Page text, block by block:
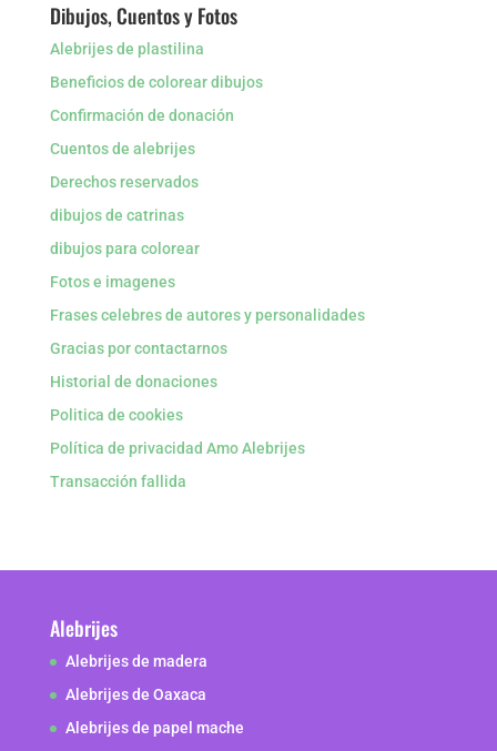
Dibujos, Cuentos y Fotos
Alebrijes de plastilina
Beneficios de colorear dibujos
Confirmación de donación
Cuentos de alebrijes
Derechos reservados
dibujos de catrinas
dibujos para colorear
Fotos e imagenes
Frases celebres de autores y personalidades
Gracias por contactarnos
Historial de donaciones
Politica de cookies
Política de privacidad Amo Alebrijes
Transacción fallida
Alebrijes
Alebrijes de madera
Alebrijes de Oaxaca
Alebrijes de papel mache